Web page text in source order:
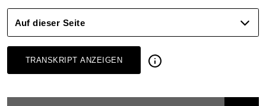
Auf dieser Seite
TRANSKRIPT ANZEIGEN